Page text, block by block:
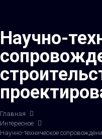
Научно-
Главная
Интересное
Научно-техническое